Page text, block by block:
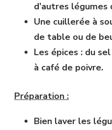
d’autres légumes
Une cuillerée à
de table ou de
Les épices : du
à café de poivre.
Préparation :
Bien laver les